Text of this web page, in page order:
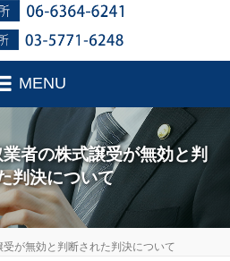
MENU
者の株式譲受が無効と判
判決について
が無効と判断された判決について